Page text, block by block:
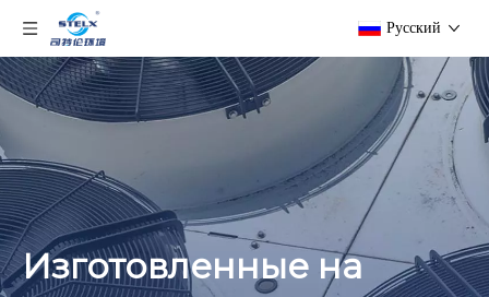
Pусский
Изготовленные на